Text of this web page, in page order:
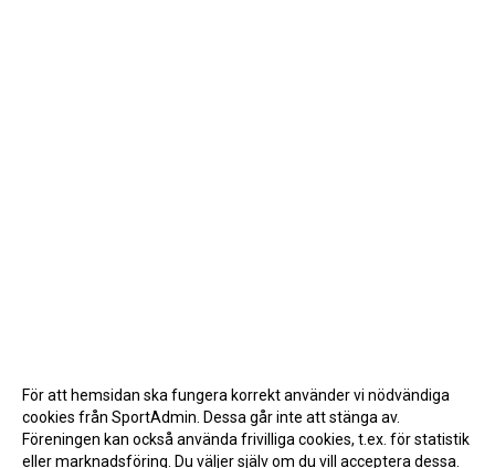
För att hemsidan ska fungera korrekt använder vi nödvändiga
cookies från SportAdmin. Dessa går inte att stänga av.
Föreningen kan också använda frivilliga cookies, t.ex. för statistik
eller marknadsföring. Du väljer själv om du vill acceptera dessa.